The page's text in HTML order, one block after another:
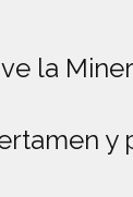
la
y